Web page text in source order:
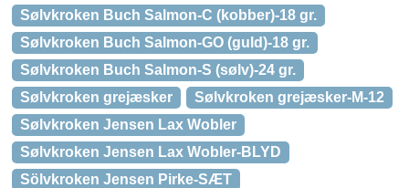
Sølvkroken Buch Salmon-C (kobber)-18 gr.
Sølvkroken Buch Salmon-GO (guld)-18 gr.
Sølvkroken Buch Salmon-S (sølv)-24 gr.
Sølvkroken grejæsker
Sølvkroken grejæsker-M-12
Sølvkroken Jensen Lax Wobler
Sølvkroken Jensen Lax Wobler-BLYD
Sölvkroken Jensen Pirke-SÆT